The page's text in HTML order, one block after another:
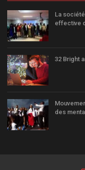
La
effective
32 Bright
des